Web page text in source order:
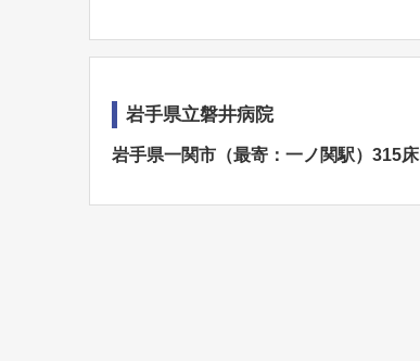
岩手県立磐井病院
岩手県一関市（最寄：一ノ関駅）315床